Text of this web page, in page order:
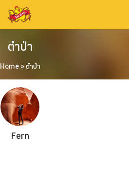
ตำป่า
Home» ตำป่า
Fern